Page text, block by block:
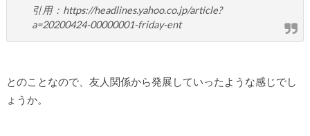
引用：https://headlines.yahoo.co.jp/article?
a=20200424-00000001-friday-ent
とのことなので、友人関係から発展していったような感じでし
ょうか。